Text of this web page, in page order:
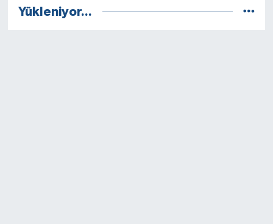
Yükleniyor...